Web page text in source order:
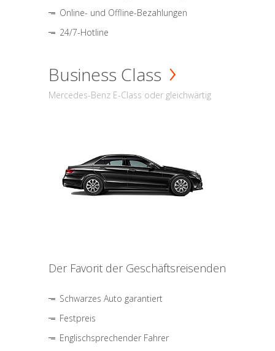
Online- und Offline-Bezahlungen
24/7-Hotline
Business Class
Mercedes-Benz E-Class oder gleichwärtig
Der Favorit der Geschäftsreisenden
Schwarzes Auto garantiert
Festpreis
Englischsprechender Fahrer